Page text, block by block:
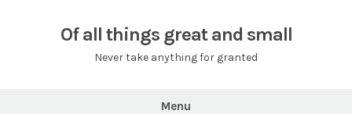
Of all things great and small
Never take anything for granted
Menu